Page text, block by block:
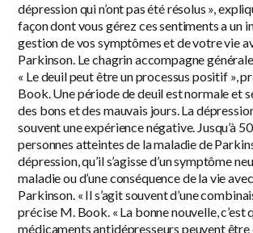
dépression qui n’ont pas été résolus »,
façon dont vous gérez ces sentiments a un
gestion de vos symptômes et de votre vie
Parkinson. Le chagrin accompagne
« Le deuil peut être un processus positif »,
Book. Une période de deuil est normale et
des bons et des mauvais jours. La
souvent une expérience négative. Jusqu’à
personnes atteintes de la maladie de
dépression, qu’il s’agisse d’un symptôme
maladie ou d’une conséquence de la vie
Parkinson. « Il s’agit souvent d’une
précise M. Book. « La bonne nouvelle, c’est
médicaments antidépresseurs peuvent